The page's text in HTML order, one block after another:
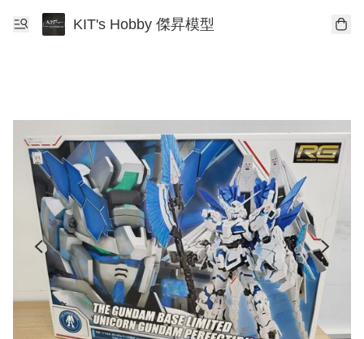
KIT's Hobby 傑昇模型